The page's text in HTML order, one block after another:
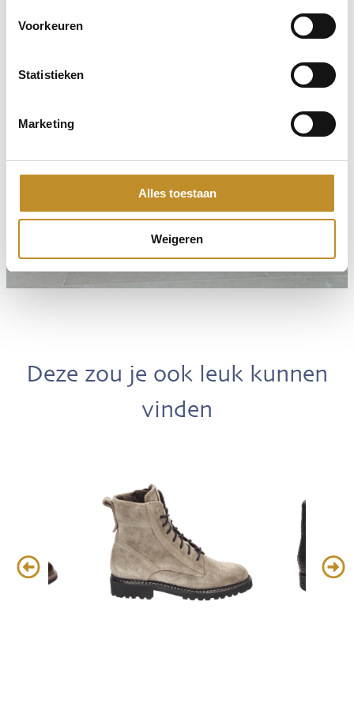
Voorkeuren
Statistieken
Marketing
Alles toestaan
Weigeren
Deze zou je ook leuk kunnen
vinden